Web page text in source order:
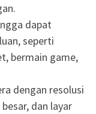
dapat
seperti
bermain game,
dengan resolusi
dan layar